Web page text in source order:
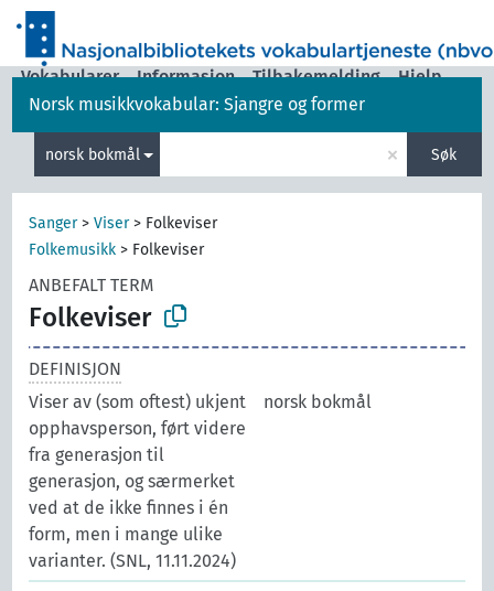
Grensesnittspråk: norsk bokmål
Vokabularer Informasjon Tilbakemelding
Hjelp
Norsk musikkvokabular: Sjangre og former
norsk bokmål × Søk
Sanger>Viser> Folkeviser
Folkemusikk > Folkeviser
ANBEFALT TERM
Folkeviser
DEFINISJON
Viser av (som oftest) ukjent
opphavsperson, ført videre
fra generasjon til
generasjon, og særmerket
ved at de ikke finnes i én
form, men i mange ulike
varianter. (SNL, 11.11.2024)
norsk bokmål